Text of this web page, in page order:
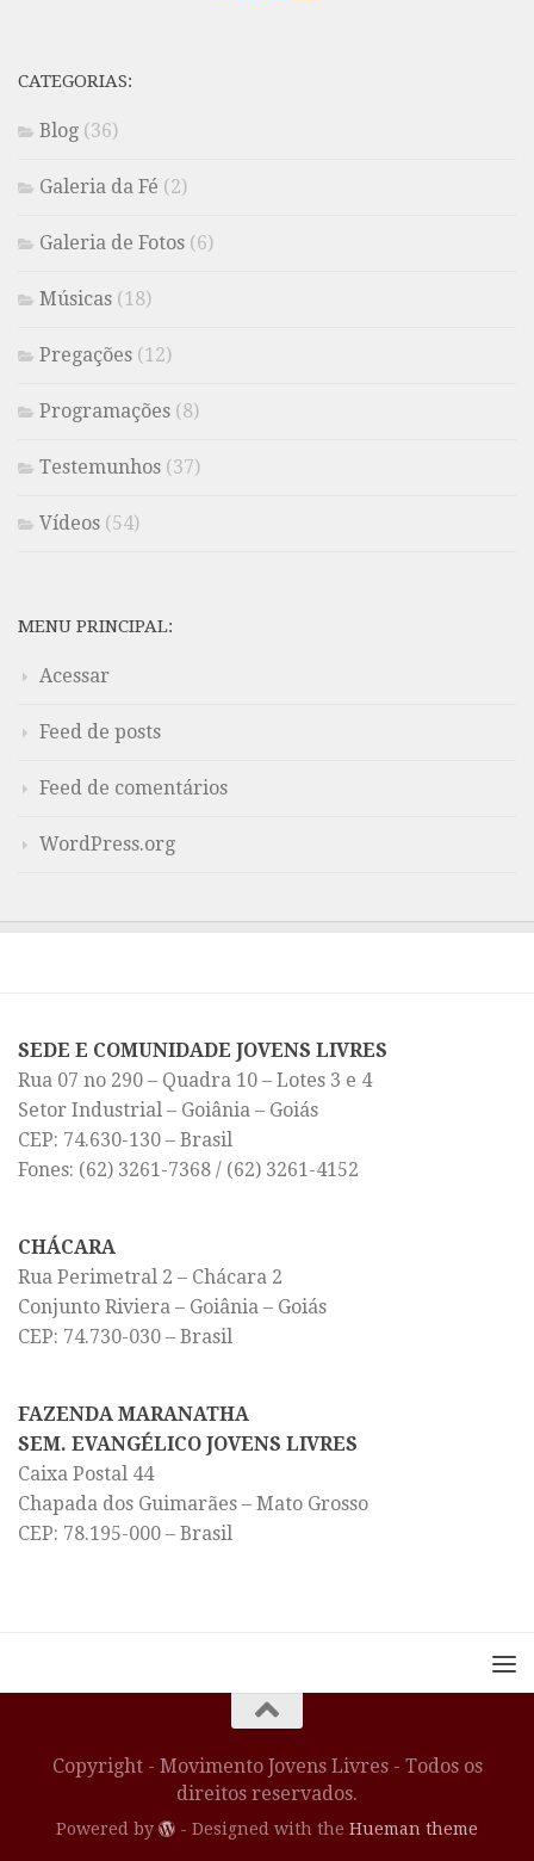
CATEGORIAS:
Blog (36)
Galeria da Fé (2)
Galeria de Fotos (6)
Músicas (18)
Pregações (12)
Programações (8)
Testemunhos (37)
Vídeos (54)
MENU PRINCIPAL:
Acessar
Feed de posts
Feed de comentários
WordPress.org
SEDE E COMUNIDADE JOVENS LIVRES
Rua 07 no 290 – Quadra 10 – Lotes 3 e 4
Setor Industrial – Goiânia – Goiás
CEP: 74.630-130 – Brasil
Fones: (62) 3261-7368 / (62) 3261-4152
CHÁCARA
Rua Perimetral 2 – Chácara 2
Conjunto Riviera – Goiânia – Goiás
CEP: 74.730-030 – Brasil
FAZENDA MARANATHA
SEM. EVANGÉLICO JOVENS LIVRES
Caixa Postal 44
Chapada dos Guimarães – Mato Grosso
CEP: 78.195-000 – Brasil
Copyright - Movimento Jovens Livres - Todos os
direitos reservados.
Powered by - Designed with the Hueman theme